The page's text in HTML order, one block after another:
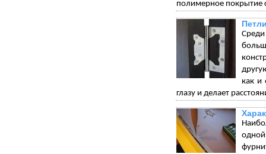
полимерное покрытие
как и
глазу и делает